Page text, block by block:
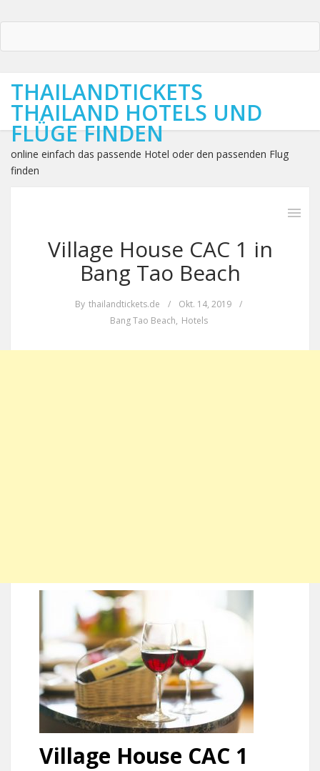
THAILANDTICKETS
THAILAND HOTELS UND
FLÜGE FINDEN
online einfach das passende Hotel oder den passenden Flug
finden
Village House CAC 1 in
Bang Tao Beach
By thailandtickets.de / Okt. 14, 2019
/
Bang Tao Beach, Hotels
Village House CAC 1